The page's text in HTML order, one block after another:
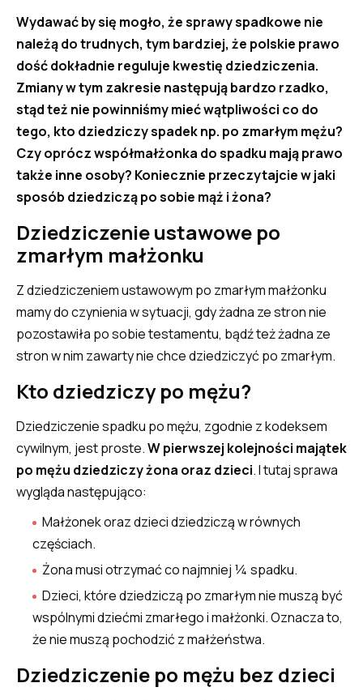
Wydawać by się mogło, że sprawy spadkowe nie
należą do trudnych, tym bardziej, że polskie prawo
dość dokładnie reguluje kwestię dziedziczenia.
Zmiany w tym zakresie następują bardzo rzadko,
stąd też nie powinniśmy mieć wątpliwości co do
tego, kto dziedziczy spadek np. po zmarłym mężu?
Czy oprócz współmałżonka do spadku mają prawo
także inne osoby? Koniecznie przeczytajcie w jaki
sposób dziedziczą po sobie mąż i żona?
Dziedziczenie ustawowe po
zmarłym małżonku
Z dziedziczeniem ustawowym po zmarłym małżonku
mamy do czynienia w sytuacji, gdy żadna ze stron nie
pozostawiła po sobie testamentu, bądź też żadna ze
stron w nim zawarty nie chce dziedziczyć po zmarłym.
Kto dziedziczy po mężu?
Dziedziczenie spadku po mężu, zgodnie z kodeksem
cywilnym, jest proste.W pierwszej kolejności majątek
po mężu dziedziczy żona oraz dzieci. I tutaj sprawa
wygląda następująco:
Małżonek oraz dzieci dziedziczą w równych
częściach.
Żona musi otrzymać co najmniej ¼ spadku.
Dzieci, które dziedziczą po zmarłym nie muszą być
wspólnymi dziećmi zmarłego i małżonki. Oznacza to,
że nie muszą pochodzić z małżeństwa.
Dziedziczenie po mężu bez dzieci